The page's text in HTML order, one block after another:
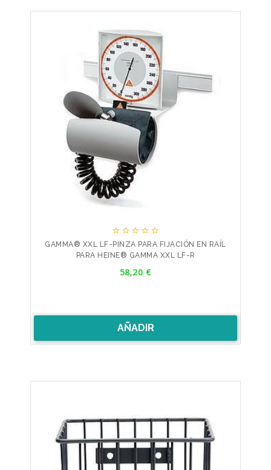
    
GAMMA® XXL LF-PINZA PARA FIJACIÓN EN RAÍL
PARA HEINE® GAMMA XXL LF-R
58,20 €
AÑADIR